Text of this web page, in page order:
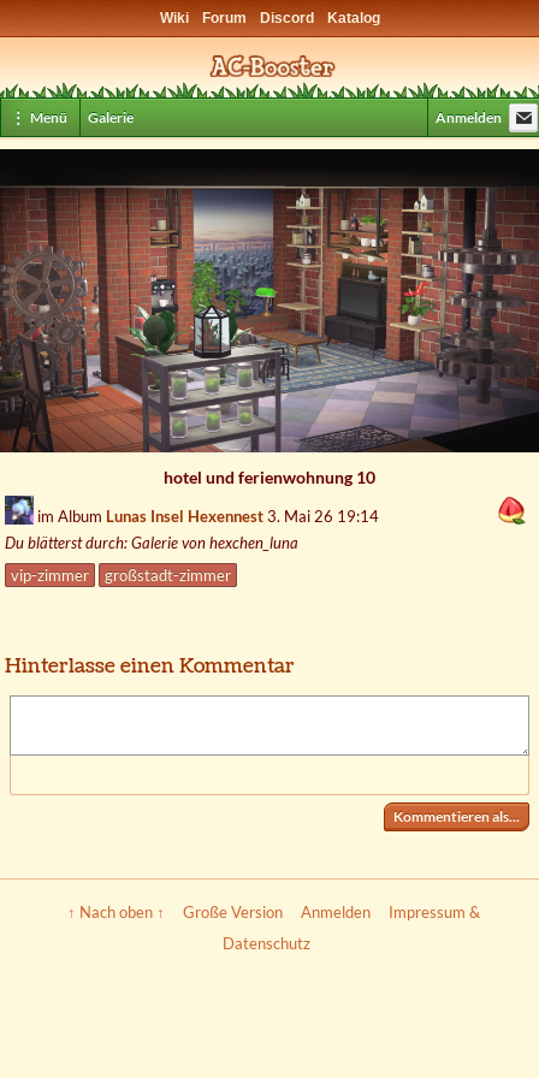
Wiki Forum Discord Katalog
⋮ Menü Galerie Anmelden
hotel und ferienwohnung 10
im Album Lunas Insel Hexennest3. Mai 26 19:14
Du blätterst durch: Galerie von hexchen_luna
vip-zimmer
großstadt-zimmer
Hinterlasse einen Kommentar
Kommentieren als...
↑ Nach oben ↑ Große Version Anmelden
Impressum &
Datenschutz